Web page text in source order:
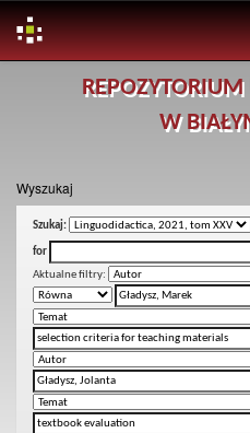
W
Wyszukaj
Szukaj:
for
Aktualne filtry: